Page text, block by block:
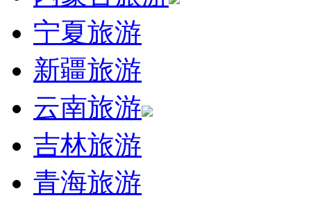
宁夏旅游
新疆旅游
云南旅游
吉林旅游
青海旅游